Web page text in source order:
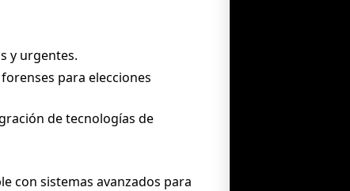
y urgentes.
para elecciones
de tecnologías de
con sistemas avanzados para